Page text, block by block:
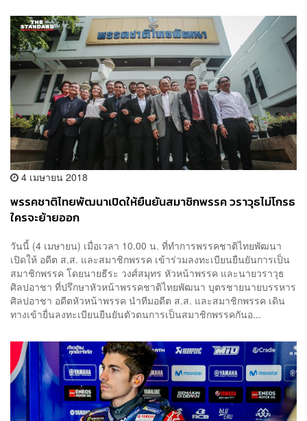
4 เมษายน 2018
พรรคชาติไทยพัฒนาเปิดให้ยืนยันสมาชิกพรรค วราวุธไม่โกรธ
ใครจะย้ายออก
วันนี้ (4 เมษายน) เมื่อเวลา 10.00 น. ที่ทำการพรรคชาติไทยพัฒนา
เปิดให้ อดีต ส.ส. และสมาชิกพรรค เข้าร่วมลงทะเบียนยืนยันการเป็น
สมาชิกพรรค โดยนายธีระ วงศ์สมุทร หัวหน้าพรรค และนายวราวุธ
ศิลปอาชา ที่ปรึกษาหัวหน้าพรรคชาติไทยพัฒนา บุตรชายนายบรรหาร
ศิลปอาชา อดีตหัวหน้าพรรค นำทีมอดีต ส.ส. และสมาชิกพรรค เดิน
ทางเข้ายื่นลงทะเบียนยืนยันตัวตนการเป็นสมาชิกพรรคกันอ...